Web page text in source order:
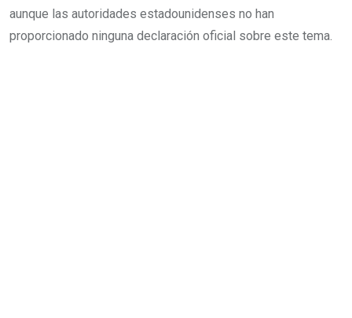
aunque las autoridades estadounidenses no han
proporcionado ninguna declaración oficial sobre este tema.